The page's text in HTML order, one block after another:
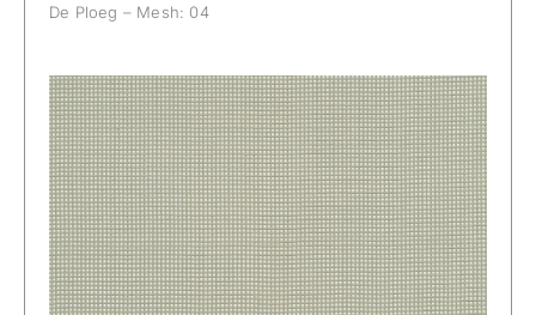
De Ploeg – Mesh: 04
De Ploeg – Mesh: 05